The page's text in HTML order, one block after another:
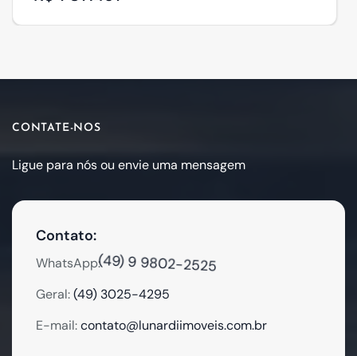
CONTATE-NOS
Ligue para nós ou envie uma mensagem
Contato:
WhatsApp:(49) 9 9802-2525
Geral:(49) 3025-4295
E-mail:contato@lunardiimoveis.com.br